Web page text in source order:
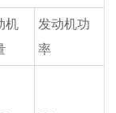
机
发动机功
率